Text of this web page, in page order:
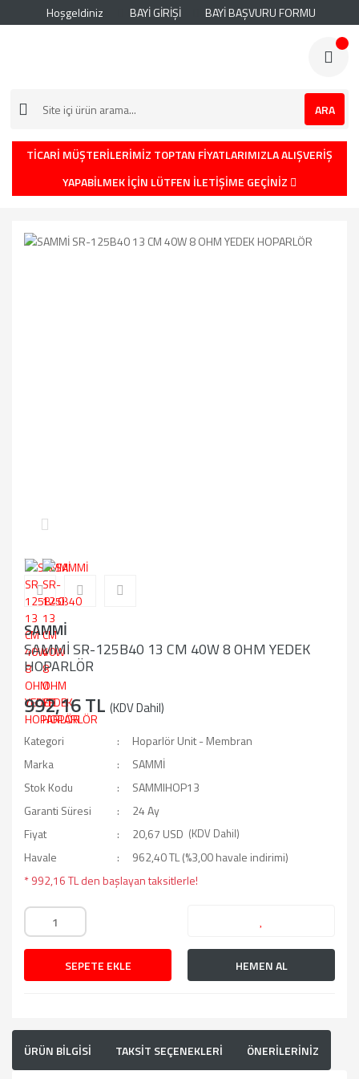
Hoşgeldiniz BAYİ GİRİŞİ BAYİ BAŞVURU FORMU
ARA
TİCARİ MÜŞTERİLERİMİZ TOPTAN FİYATLARIMIZLA ALIŞVERİŞ
YAPABİLMEK İÇİN LÜTFEN İLETİŞİME GEÇİNİZ
SAMMİ
SAMMİ SR-125B40 13 CM 40W 8 OHM YEDEK
HOPARLÖR
992,16 TL (KDV Dahil)
Kategori
Hoparlör Unit - Membran
Marka
SAMMİ
Stok Kodu
SAMMIHOP13
Garanti Süresi
24 Ay
Fiyat
20,67 USD (KDV Dahil)
Havale
962,40 TL (%3,00 havale indirimi)
* 992,16 TL den başlayan taksitlerle!
SEPETE EKLE HEMEN AL
ÜRÜN BİLGİSİ TAKSİT SEÇENEKLERİ ÖNERİLERİNİZ